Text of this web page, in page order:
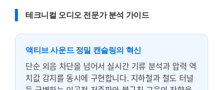
테크니컬 오디오 전문가 분석 가이드
액티브 사운드 정밀 캔슬링의 혁신
단순 외음 차단을 넘어서 실시간 기류 분석과 압력 역
치값 감지를 동시에 구현합니다. 지하철과 철도 터널